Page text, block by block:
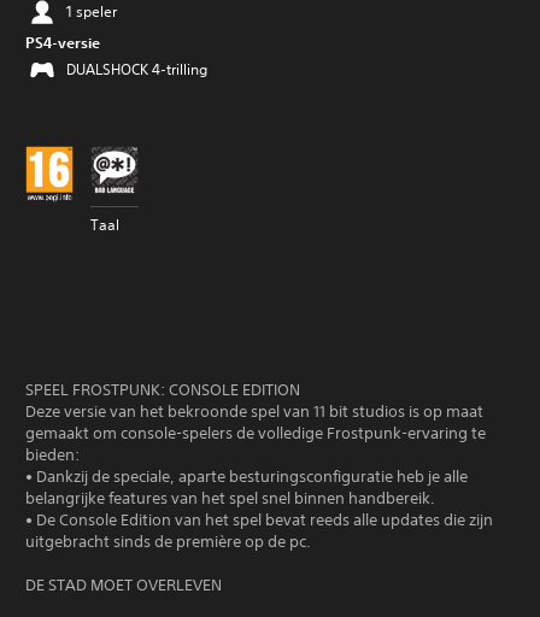
1 speler
PS4-versie
DUALSHOCK 4-trilling
Taal
SPEEL FROSTPUNK: CONSOLE EDITION
Deze versie van het bekroonde spel van 11 bit studios is op maat
gemaakt om console-spelers de volledige Frostpunk-ervaring te
bieden:
• Dankzij de speciale, aparte besturingsconfiguratie heb je alle
belangrijke features van het spel snel binnen handbereik.
• De Console Edition van het spel bevat reeds alle updates die zijn
uitgebracht sinds de première op de pc.
DE STAD MOET OVERLEVEN